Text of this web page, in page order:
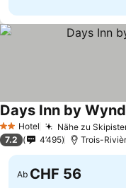
2 Sterne
Hotel Nähe zu
Days Inn by
7.2 4’495 Trois-
Ab CHF 56